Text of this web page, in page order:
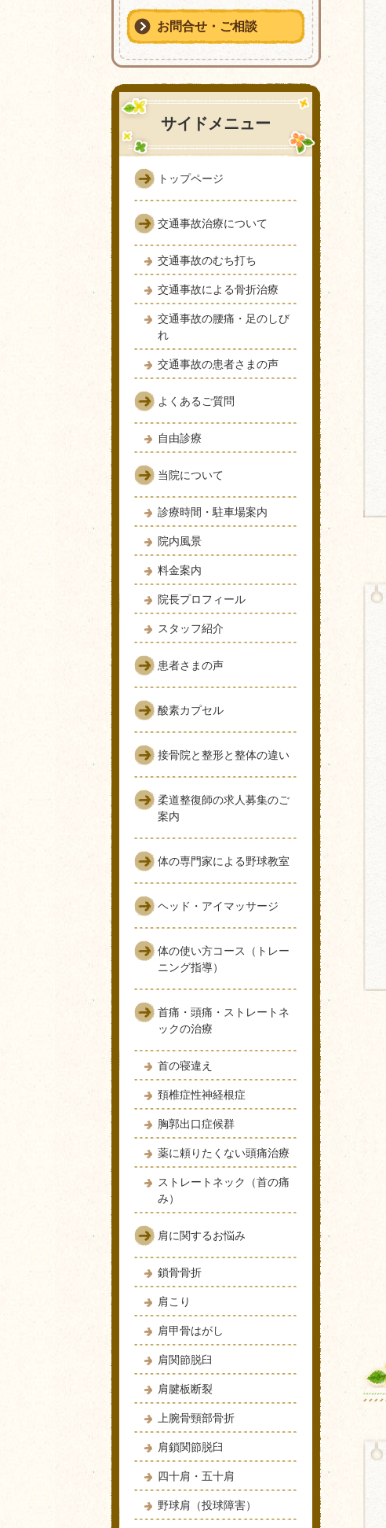
お問合せ・ご相談
サイドメニュー
トップページ
交通事故治療について
交通事故のむち打ち
交通事故による骨折治療
交通事故の腰痛・足のしび
れ
交通事故の患者さまの声
よくあるご質問
自由診療
当院について
診療時間・駐車場案内
院内風景
料金案内
院長プロフィール
スタッフ紹介
患者さまの声
酸素カプセル
接骨院と整形と整体の違い
柔道整復師の求人募集のご
案内
体の専門家による野球教室
ヘッド・アイマッサージ
体の使い方コース（トレー
ニング指導）
首痛・頭痛・ストレートネ
ックの治療
首の寝違え
頚椎症性神経根症
胸郭出口症候群
薬に頼りたくない頭痛治療
ストレートネック（首の痛
み）
肩に関するお悩み
鎖骨骨折
肩こり
肩甲骨はがし
肩関節脱臼
肩腱板断裂
上腕骨頸部骨折
肩鎖関節脱臼
四十肩・五十肩
野球肩（投球障害）